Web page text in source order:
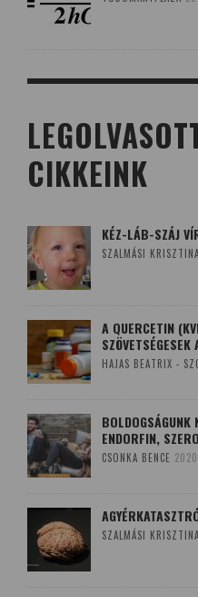
CIKKEINK
KÉZ-LÁB-SZÁJ
SZALMÁSI KRISZTINA
A QUERCETIN
HAJAS BEATRIX -
BOLDOGSÁGUNK
ENDORFIN,
CSONKA BENCE
SZALMÁSI KRISZTINA